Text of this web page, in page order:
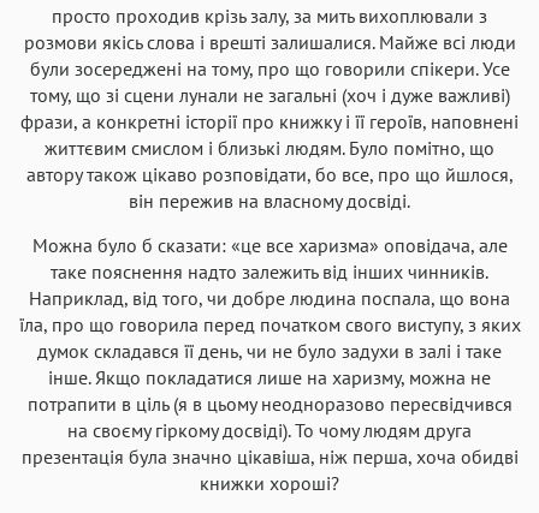
просто проходив крізь залу, за мить вихоплювали з
розмови якісь слова і врешті залишалися. Майже всі люди
були зосереджені на тому, про що говорили спікери. Усе
тому, що зі сцени лунали не загальні (хоч і дуже важливі)
фрази, а конкретні історії про книжку і її героїв, наповнені
життєвим смислом і близькі людям. Було помітно, що
автору також цікаво розповідати, бо все, про що йшлося,
він пережив на власному досвіді.
Можна було б сказати: «це все харизма» оповідача, але
таке пояснення надто залежить від інших чинників.
Наприклад, від того, чи добре людина поспала, що вона
їла, про що говорила перед початком свого виступу, з яких
думок складався її день, чи не було задухи в залі і таке
інше. Якщо покладатися лише на харизму, можна не
потрапити в ціль (я в цьому неодноразово пересвідчився
на своєму гіркому досвіді). То чому людям друга
презентація була значно цікавіша, ніж перша, хоча обидві
книжки хороші?